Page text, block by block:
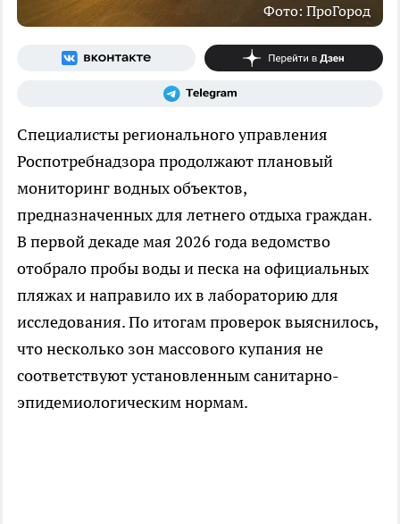
Фото: ПроГород
Специалисты регионального управления
Роспотребнадзора продолжают плановый
мониторинг водных объектов,
предназначенных для летнего отдыха граждан.
В первой декаде мая 2026 года ведомство
отобрало пробы воды и песка на официальных
пляжах и направило их в лабораторию для
исследования. По итогам проверок выяснилось,
что несколько зон массового купания не
соответствуют установленным санитарно-
эпидемиологическим нормам.